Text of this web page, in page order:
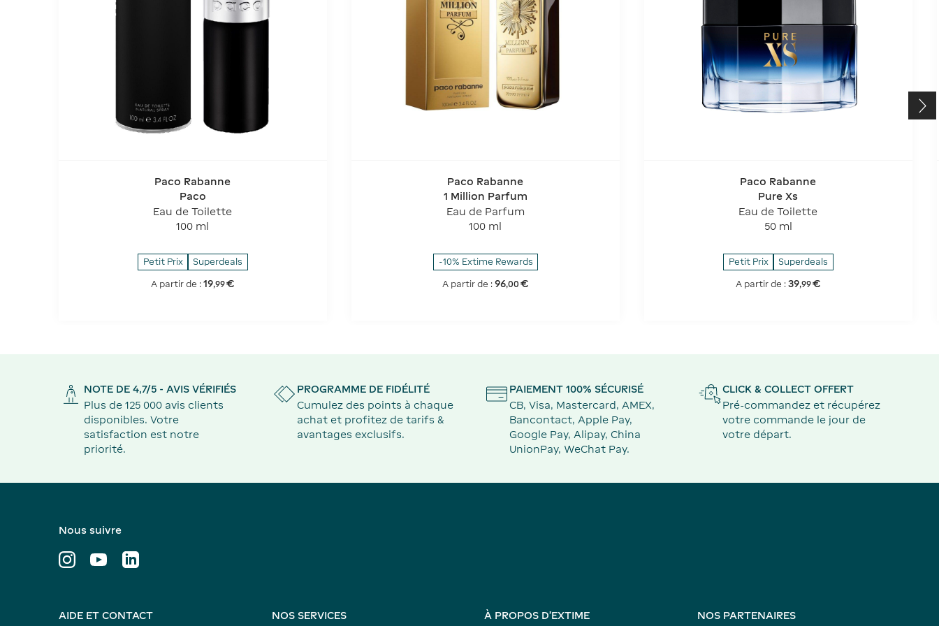
Paco Rabanne
Paco
Eau de Toilette
100 ml
Petit Prix Superdeals
A partir de : 19,99€
Paco Rabanne
1 Million Parfum
Eau de Parfum
100 ml
-10% Extime Rewards
A partir de : 96,00 €
Paco Rabanne
Pure Xs
Eau de Toilette
50 ml
Petit Prix Superdeals
A partir de : 39,99€
NOTE DE 4,7/5 - AVIS VÉRIFIÉS
Plus de 125 000 avis clients
disponibles. Votre
satisfaction est notre
priorité.
PROGRAMME DE FIDÉLITÉ
Cumulez des points à chaque
achat et profitez de tarifs &
avantages exclusifs.
PAIEMENT 100% SÉCURISÉ
CB, Visa, Mastercard, AMEX,
Bancontact, Apple Pay,
Google Pay, Alipay, China
UnionPay, WeChat Pay.
CLICK & COLLECT OFFERT
Pré-commandez et récupérez
votre commande le jour de
votre départ.
Nous suivre
AIDE ET CONTACT NOS SERVICES À PROPOS D'EXTIME NOS PARTENAIRES